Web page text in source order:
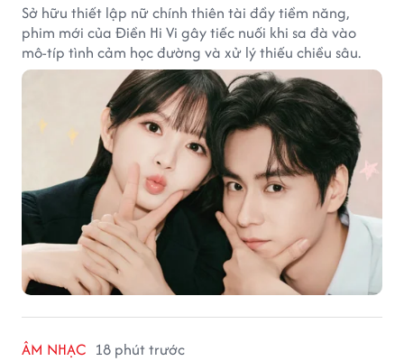
Sở hữu thiết lập nữ chính thiên tài đầy tiềm năng,
phim mới của Điền Hi Vi gây tiếc nuối khi sa đà vào
mô-típ tình cảm học đường và xử lý thiếu chiều sâu.
ÂM NHẠC 18 phút trước